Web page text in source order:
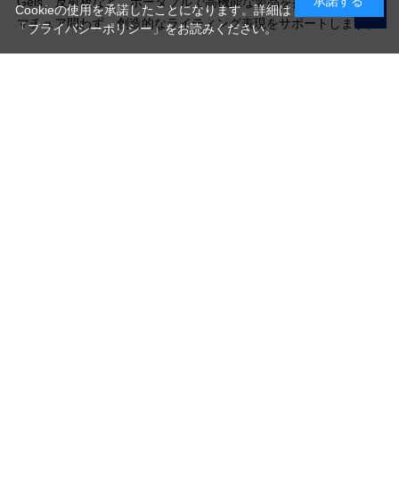
マチュア問わず、創造的なライティング表現をサポートします。
Cookieの使用を承諾したことになります。詳細は
「プライバシーポリシー」をお読みください。